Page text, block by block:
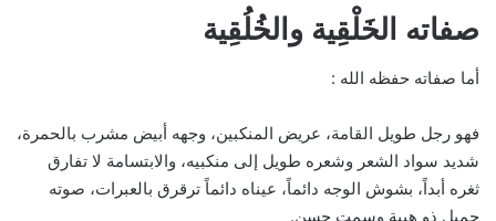
صفاته الخَلْقِية والخُلُقِية
أما صفاته حفظه الله :
فهو رجل طويل القامة، عريض المنكبين، وجهه أبيض مشرب بالحمرة،
شديد سواد الشعر وشعره طويل إلى منكبيه، والابتسامة لا تفارق
ثغره أبداً، بشوش الوجه دائماً، عيناه دائماً ترقرق بالعبرات، صوته
جميل ذو هيبة وسمت حسن.